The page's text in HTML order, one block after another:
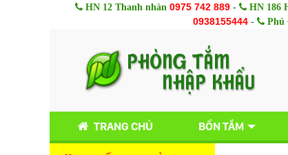
HN 12 Thanh nhàn 0975 742 889 - HN 186
0938155444- Phú
TRANG CHỦ BỒN TẮM